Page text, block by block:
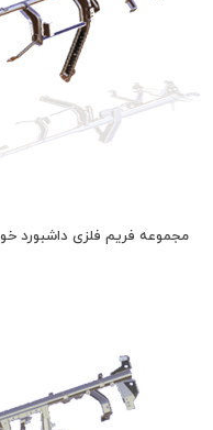
مجموعه فریم فلزی داشبورد